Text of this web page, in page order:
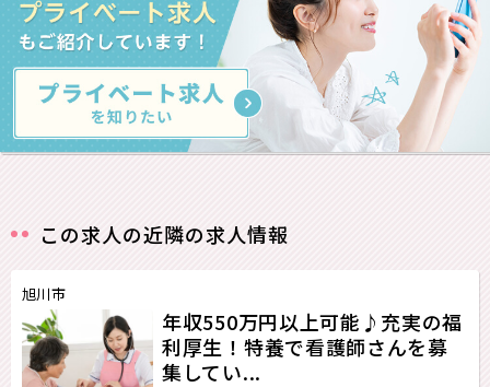
この求人の近隣の求人情報
旭川市
年収550万円以上可能♪充実の福
利厚生！特養で看護師さんを募
集してい...